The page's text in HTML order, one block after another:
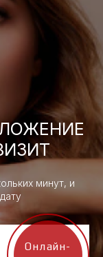
минут, и
Онлайн-